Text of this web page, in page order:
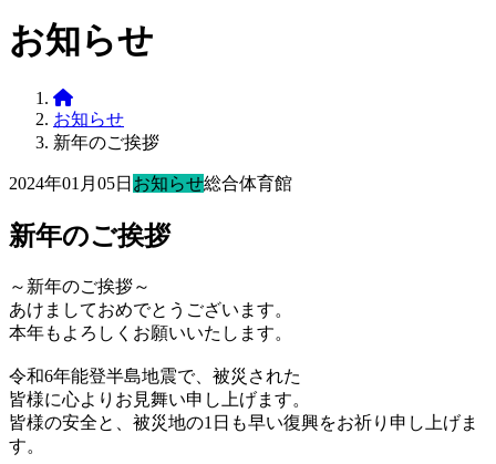
お知らせ
お知らせ
新年のご挨拶
2024年01月05日 お知らせ総合体育館
新年のご挨拶
～新年のご挨拶～
あけましておめでとうございます。
本年もよろしくお願いいたします。
令和6年能登半島地震で、被災された
皆様に心よりお見舞い申し上げます。
皆様の安全と、被災地の1日も早い復興をお祈り申し上げま
す。